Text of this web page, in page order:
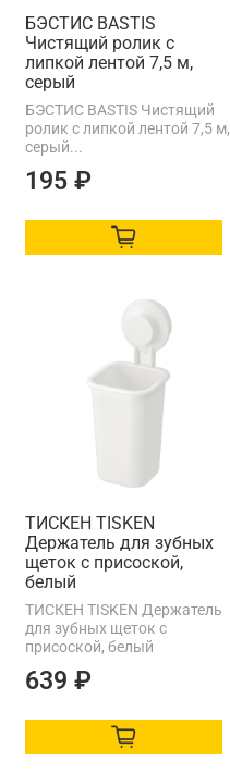
БЭСТИС BASTIS
Чистящий ролик с
липкой лентой 7,5 м,
серый
БЭСТИС BASTIS Чистящий
ролик с липкой лентой 7,5 м,
серый...
195 ₽
ТИСКЕН TISKEN
Держатель для зубных
щеток с присоской,
белый
ТИСКЕН TISKEN Держатель
для зубных щеток с
присоской, белый
639 ₽